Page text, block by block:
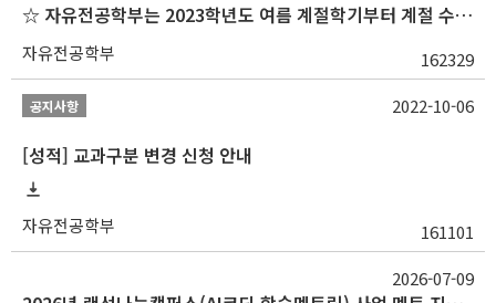
☆ 자유전공학부는 2023학년도 여름 계절학기부터 계절 수업을 개설하지 않습니다 ☆
자유전공학부 162329
공지사항
[성적] 교과구분 변경 신청 안내
자유전공학부 161101
2022-10-06
2026-07-09